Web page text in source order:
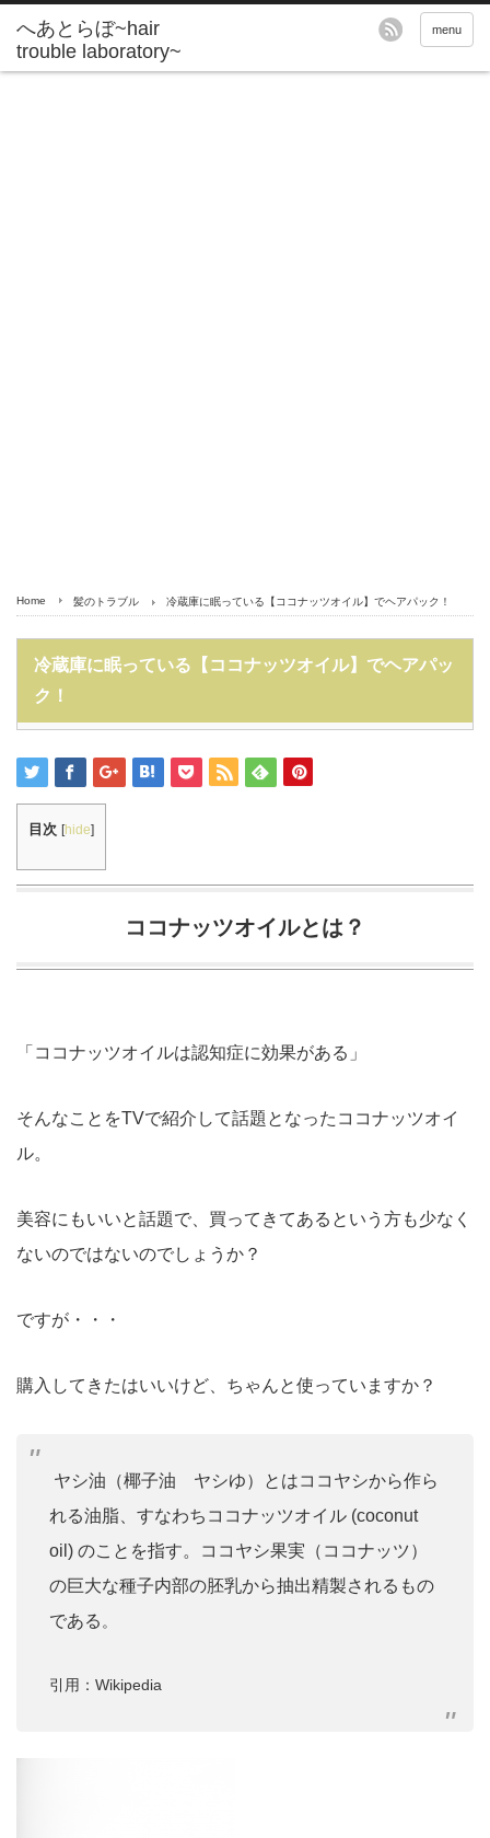
へあとらぼ~hair
trouble laboratory~
menu
Home 髪のトラブル 冷蔵庫に眠っている【ココナッツオイル】でヘアパック！
冷蔵庫に眠っている【ココナッツオイル】でヘアパッ
ク！
目次 [hide]
ココナッツオイルとは？
「ココナッツオイルは認知症に効果がある」
そんなことをTVで紹介して話題となったココナッツオイ
ル。
美容にもいいと話題で、買ってきてあるという方も少なく
ないのではないのでしょうか？
ですが・・・
購入してきたはいいけど、ちゃんと使っていますか？
ヤシ油（椰子油 ヤシゆ）とはココヤシから作ら
れる油脂、すなわちココナッツオイル (coconut
oil) のことを指す。ココヤシ果実（ココナッツ）
の巨大な種子内部の胚乳から抽出精製されるもの
である。
引用：Wikipedia